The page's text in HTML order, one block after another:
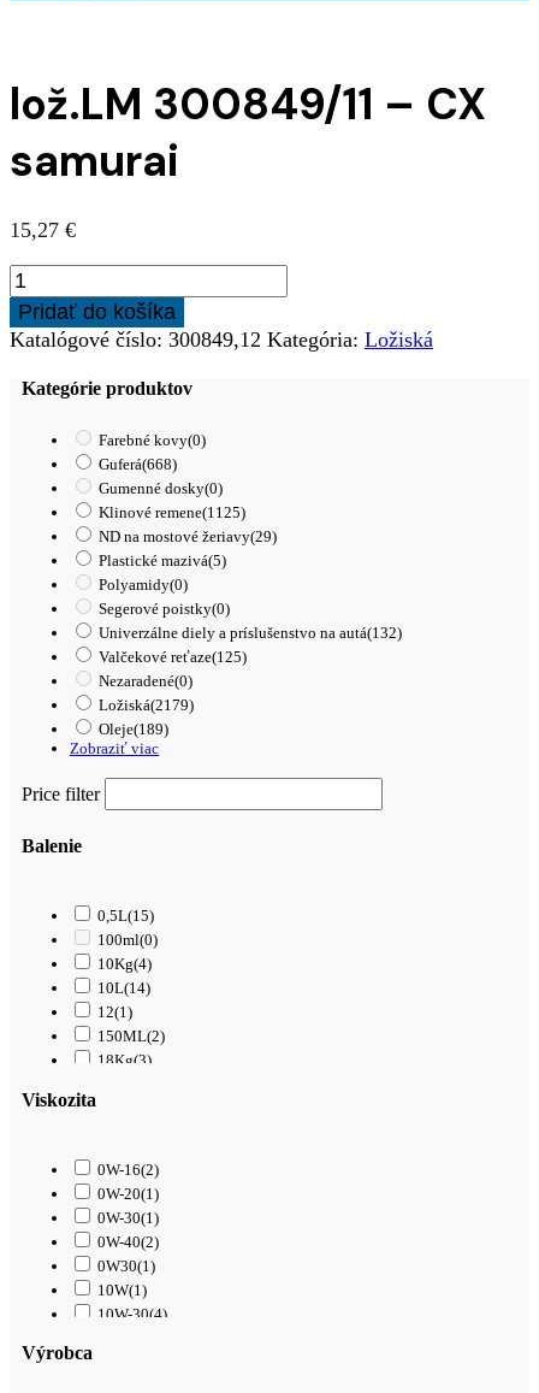
lož.LM 300849/11 – CX
samurai
15,27 €
množstvo
lož.LM
300849/11
-
CX
samurai
Pridať do košíka
Katalógové číslo: 300849,12 Kategória: Ložiská
Kategórie produktov
Farebné kovy(0)
Guferá(668)
Gumenné dosky(0)
Klinové remene(1125)
ND na mostové žeriavy(29)
Plastické mazivá(5)
Polyamidy(0)
Segerové poistky(0)
Univerzálne diely a príslušenstvo na autá(132)
Valčekové reťaze(125)
Nezaradené(0)
Ložiská(2179)
Oleje(189)
Zobraziť viac
Price filter
Balenie
0,5L(15)
100ml(0)
10Kg(4)
10L(14)
12(1)
150ML(2)
18Kg(3)
20L (40)
250ML(1)
25Kg(5)
25L
(7)
2L (0)
3,4L (1)
Viskozita
0W-16(2)
0W-20(1)
0W-30(1)
0W-40(2)
0W30(1)
10W(1)
10W-30(4)
Výrobca